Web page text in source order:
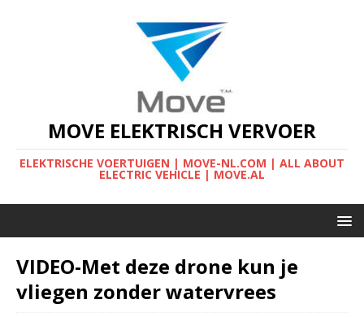
MOVE ELEKTRISCH VERVOER
ELEKTRISCHE VOERTUIGEN | MOVE-NL.COM | ALL ABOUT
ELECTRIC VEHICLE | MOVE.AL
VIDEO-Met deze drone kun je
vliegen zonder watervrees